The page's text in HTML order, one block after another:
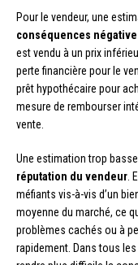
Pour le vendeur, une
conséquences
est vendu à un prix
perte financière pour le
prêt hypothécaire pour
mesure de rembourser
vente.
Une estimation trop
réputation du vendeur
méfiants vis-à-vis d’un
moyenne du marché, ce
problèmes cachés ou à
rapidement. Dans tous